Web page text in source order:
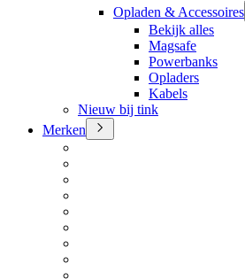
Opladen & Accessoires
Bekijk alles
Magsafe
Powerbanks
Opladers
Kabels
Nieuw bij tink
Merken